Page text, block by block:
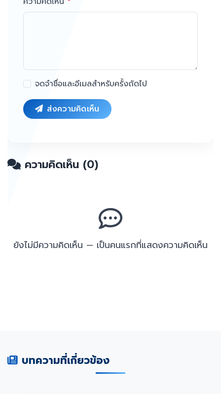
จดจำชื่อและอีเมลสำหรับครั้งถัดไป
ส่งความคิดเห็น
ความคิดเห็น (0)
ยังไม่มีความคิดเห็น — เป็นคนแรกที่แสดงความคิดเห็น
บทความที่เกี่ยวข้อง